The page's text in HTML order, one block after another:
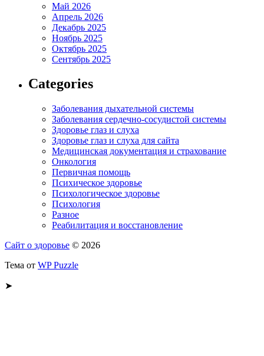
Май 2026
Апрель 2026
Декабрь 2025
Ноябрь 2025
Октябрь 2025
Сентябрь 2025
Categories
Заболевания дыхательной системы
Заболевания сердечно-сосудистой системы
Здоровье глаз и слуха
Здоровье глаз и слуха для сайта
Медицинская документация и страхование
Онкология
Первичная помощь
Психическое здоровье
Психологическое здоровье
Психология
Разное
Реабилитация и восстановление
Сайт о здоровье © 2026
Тема от WP Puzzle
➤